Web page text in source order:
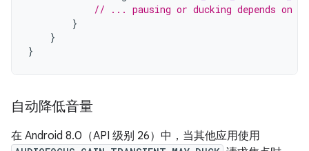
// ... pausing or ducking depends on
}
}
}
自动降低音量
在 Android 8.0（API 级别 26）中，当其他应用使用